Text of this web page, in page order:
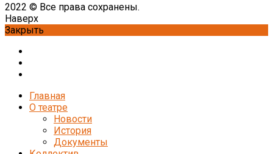
2022 © Все права сохранены.
Наверх
Закрыть
Главная
О театре
Новости
История
Документы